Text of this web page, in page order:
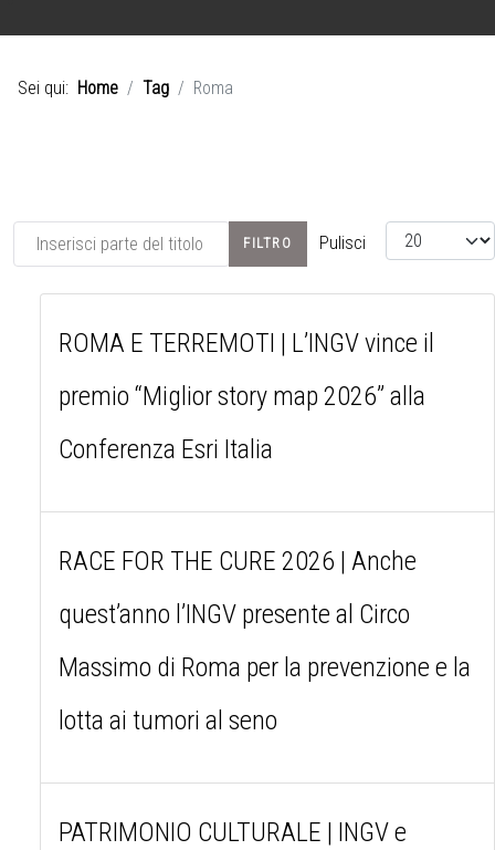
Sei qui: Home Tag Roma
Inserisci parte del titolo FILTRO Pulisci Visualizza #
ROMA E TERREMOTI | L’INGV vince il
premio “Miglior story map 2026” alla
Conferenza Esri Italia
RACE FOR THE CURE 2026 | Anche
quest’anno l’INGV presente al Circo
Massimo di Roma per la prevenzione e la
lotta ai tumori al seno
PATRIMONIO CULTURALE | INGV e